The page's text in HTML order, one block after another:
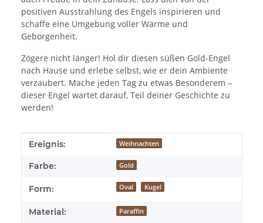
positiven Ausstrahlung des Engels inspirieren und
schaffe eine Umgebung voller Wärme und
Geborgenheit.
Zögere nicht länger! Hol dir diesen süßen Gold-Engel
nach Hause und erlebe selbst, wie er dein Ambiente
verzaubert. Mache jeden Tag zu etwas Besonderem –
dieser Engel wartet darauf, Teil deiner Geschichte zu
werden!
Produkteigenschaft
Wert
Ereignis: Weihnachten
Farbe: Gold
Form: Oval Kugel
Material: Paraffin